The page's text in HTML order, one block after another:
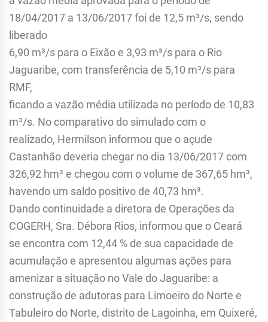
18/04/2017 a 13/06/2017 foi de 12,5 m³/s, sendo
liberado
6,90 m³/s para o Eixão e 3,93 m³/s para o Rio
Jaguaribe, com transferência de 5,10 m³/s para
RMF,
ficando a vazão média utilizada no período de 10,83
m³/s. No comparativo do simulado com o
realizado, Hermilson informou que o açude
Castanhão deveria chegar no dia 13/06/2017 com
326,92 hm³ e chegou com o volume de 367,65 hm³,
havendo um saldo positivo de 40,73 hm³.
Dando continuidade a diretora de Operações da
COGERH, Sra. Débora Rios, informou que o Ceará
se encontra com 12,44 % de sua capacidade de
acumulação e apresentou algumas ações para
amenizar a situação no Vale do Jaguaribe: a
construção de adutoras para Limoeiro do Norte e
Tabuleiro do Norte, distrito de Lagoinha, em Quixeré,